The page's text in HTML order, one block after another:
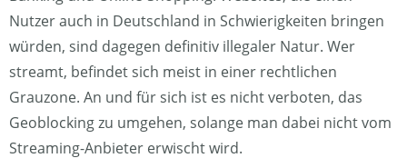
Nutzer auch in Deutschland in Schwierigkeiten bringen
würden, sind dagegen definitiv illegaler Natur. Wer
streamt, befindet sich meist in einer rechtlichen
Grauzone. An und für sich ist es nicht verboten, das
Geoblocking zu umgehen, solange man dabei nicht vom
Streaming-Anbieter erwischt wird.